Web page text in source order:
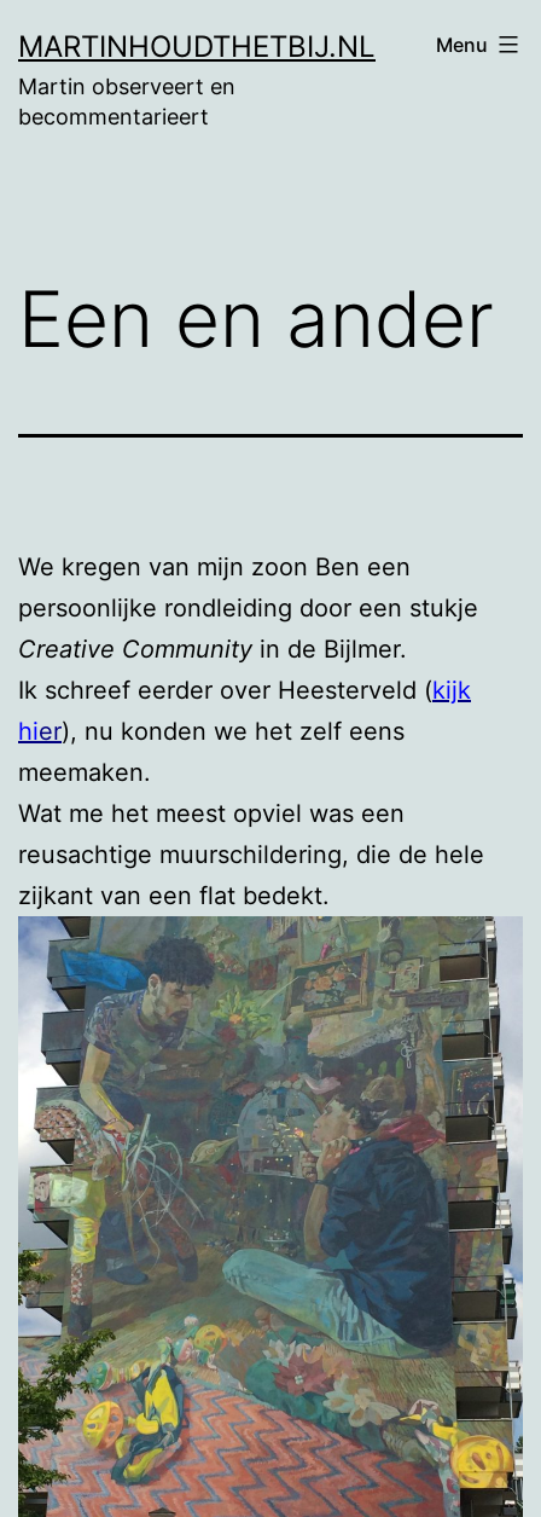
naar
de
MARTINHOUDTHETBIJ.NL
Martin observeert en
becommentarieert
Menu
Een en ander
We kregen van mijn zoon Ben een
persoonlijke rondleiding door een stukje
Creative Communityin de Bijlmer.
Ik schreef eerder over Heesterveld (kijk
hier), nu konden we het zelf eens
meemaken.
Wat me het meest opviel was een
reusachtige muurschildering, die de hele
zijkant van een flat bedekt.